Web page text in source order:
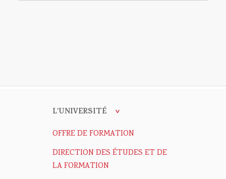
L'UNIVERSITÉ
OFFRE DE FORMATION
DIRECTION DES ÉTUDES ET DE
LA FORMATION